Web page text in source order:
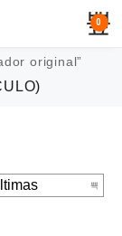
0
original”